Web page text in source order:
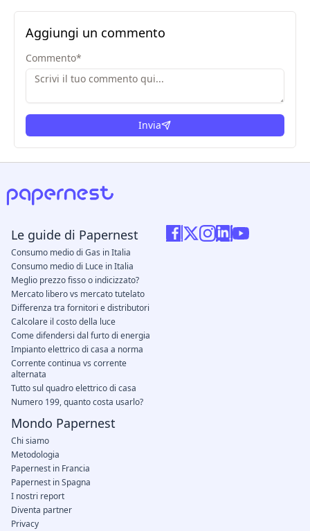
Aggiungi un commento
Commento*
Invia
Le guide di Papernest
Consumo medio di Gas in Italia
Consumo medio di Luce in Italia
Meglio prezzo fisso o indicizzato?
Mercato libero vs mercato tutelato
Differenza tra fornitori e distributori
Calcolare il costo della luce
Come difendersi dal furto di energia
Impianto elettrico di casa a norma
Corrente continua vs corrente
alternata
Tutto sul quadro elettrico di casa
Numero 199, quanto costa usarlo?
Mondo Papernest
Chi siamo
Metodologia
Papernest in Francia
Papernest in Spagna
I nostri report
Diventa partner
Privacy